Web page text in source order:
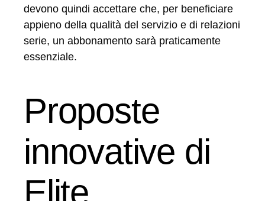
devono quindi accettare che, per beneficiare
appieno della qualità del servizio e di relazioni
serie, un abbonamento sarà praticamente
essenziale.
Proposte
innovative di
Elite